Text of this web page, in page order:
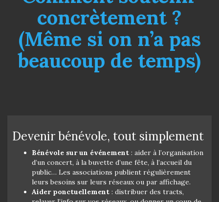
concrètement ?
(Même si on n’a pas
beaucoup de temps)
Devenir bénévole, tout simplement
Bénévole sur un événement : aider à l’organisation
d’un concert, à la buvette d’une fête, à l’accueil du
public… Les associations publient régulièrement
leurs besoins sur leurs réseaux ou par affichage.
Aider ponctuellement : distribuer des tracts,